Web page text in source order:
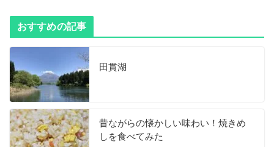
おすすめの記事
田貫湖
昔ながらの懐かしい味わい！焼きめ
しを食べてみた